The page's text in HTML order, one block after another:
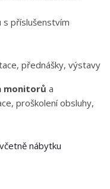
příslušenstvím
přednášky, výstavy
monitorů a
proškolení obsluhy,
nábytku